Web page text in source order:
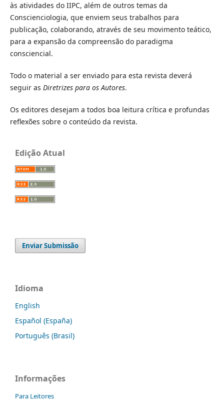
às atividades do IIPC, além de outros temas da
Conscienciologia, que enviem seus trabalhos para
publicação, colaborando, através de seu movimento teático,
para a expansão da compreensão do paradigma
consciencial.
Todo o material a ser enviado para esta revista deverá
seguir as Diretrizes para os Autores.
Os editores desejam a todos boa leitura crítica e profundas
reflexões sobre o conteúdo da revista.
Edição Atual
Enviar Submissão
Idioma
English
Español (España)
Português (Brasil)
Informações
Para Leitores